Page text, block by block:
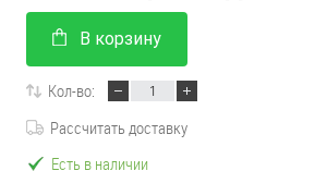
В корзину
Кол-во:
Рассчитать доставку
Есть в наличии